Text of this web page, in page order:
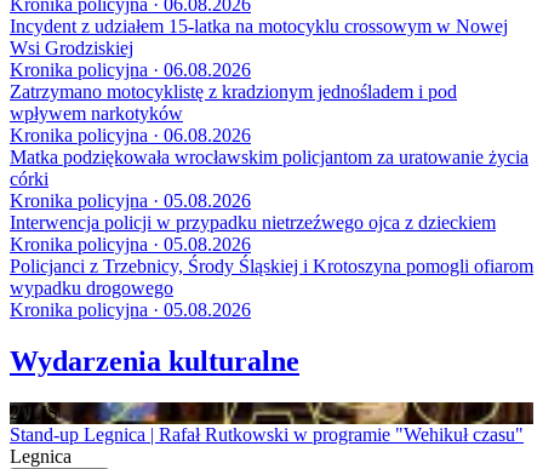
Kronika policyjna · 06.08.2026
Incydent z udziałem 15-latka na motocyklu crossowym w Nowej
Wsi Grodziskiej
Kronika policyjna · 06.08.2026
Zatrzymano motocyklistę z kradzionym jednośladem i pod
wpływem narkotyków
Kronika policyjna · 06.08.2026
Matka podziękowała wrocławskim policjantom za uratowanie życia
córki
Kronika policyjna · 05.08.2026
Interwencja policji w przypadku nietrzeźwego ojca z dzieckiem
Kronika policyjna · 05.08.2026
Policjanci z Trzebnicy, Środy Śląskiej i Krotoszyna pomogli ofiarom
wypadku drogowego
Kronika policyjna · 05.08.2026
Wydarzenia kulturalne
20 LIS
Stand-up Legnica | Rafał Rutkowski w programie "Wehikuł czasu"
Legnica